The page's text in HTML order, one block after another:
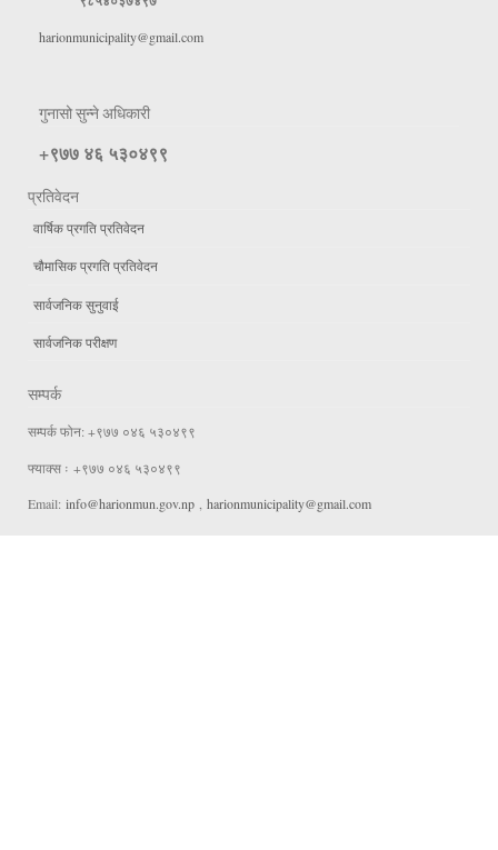
harionmunicipality@gmail.com
गुनासो सुन्ने अधिकारी
+९७७ ४६ ५३०४९९
प्रतिवेदन
वार्षिक प्रगति प्रतिवेदन
चौमासिक प्रगति प्रतिवेदन
सार्वजनिक सुनुवाई
सार्वजनिक परीक्षण
सम्पर्क
सम्पर्क फोन: +९७७ ०४६ ५३०४९९
फ्याक्स ः +९७७ ०४६ ५३०४९९
Email: info@harionmun.gov.np harionmunicipality@gmail.com